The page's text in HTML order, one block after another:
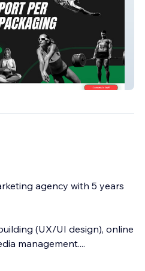
agency with 5 years
(UX/UI design), online
management....